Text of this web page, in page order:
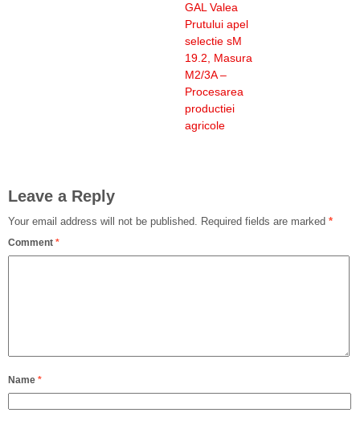
GAL Valea
Prutului apel
selectie sM
19.2, Masura
M2/3A –
Procesarea
productiei
agricole
Leave a Reply
Your email address will not be published. Required fields are marked *
Comment *
Name *